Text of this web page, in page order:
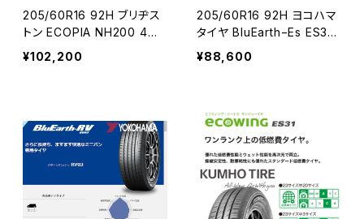
205/60R16 92H ブリヂス
トン ECOPIA NH200 4本
コミコミセット
¥102,200
205/60R16 92H ヨコハマ
タイヤ BluEarth−Es ES32
4本コミコミセット
¥88,600